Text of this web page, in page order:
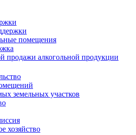
помещения
продажи алкогольной продукции
земельных участков
хозяйство